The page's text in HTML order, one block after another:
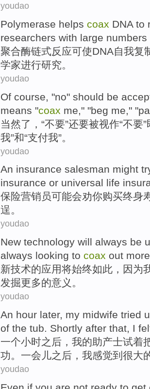
youdao
Polymerase helps coax DNAto
researchers with large numbers
聚合酶链式反应可使DNA自我复
学家进行研究。
youdao
Of course , "no" should be
means "coax me ," "beg me ,"
当然了，“不要”还要被视作“不要”
我”和“支付我”。
youdao
An insurance salesman might
insurance or universal life
保险营销员可能会劝你购买终身
逞。
youdao
New technology will always be
always looking to coax out more
新技术的应用将始终如此， 因为
发掘更多的意义 。
youdao
An hour later, my midwife tried
of the tub. Shortly after that, I
一个小时之后 ， 我的助产士试着
功。 一会儿之后 ， 我感觉到 很大
youdao